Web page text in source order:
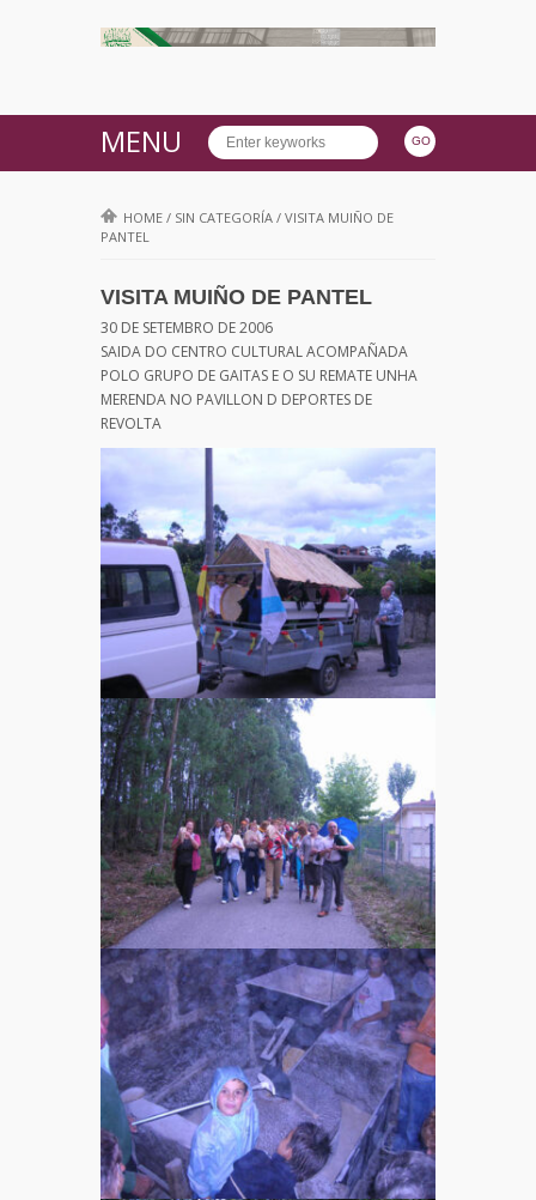
MENU
HOME / SIN CATEGORÍA / VISITA MUIÑO DE
PANTEL
VISITA MUIÑO DE PANTEL
30 DE SETEMBRO DE 2006
SAIDA DO CENTRO CULTURAL ACOMPAÑADA
POLO GRUPO DE GAITAS E O SU REMATE UNHA
MERENDA NO PAVILLON D DEPORTES DE
REVOLTA